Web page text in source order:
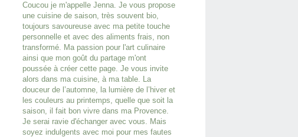
Coucou je m'appelle Jenna. Je vous propose
une cuisine de saison, très souvent bio,
toujours savoureuse avec ma petite touche
personnelle et avec des aliments frais, non
transformé. Ma passion pour l'art culinaire
ainsi que mon goût du partage m'ont
poussée à créer cette page. Je vous invite
alors dans ma cuisine, à ma table. La
douceur de l’automne, la lumière de l’hiver et
les couleurs au printemps, quelle que soit la
saison, il fait bon vivre dans ma Provence.
Je serai ravie d'échanger avec vous. Mais
soyez indulgents avec moi pour mes fautes